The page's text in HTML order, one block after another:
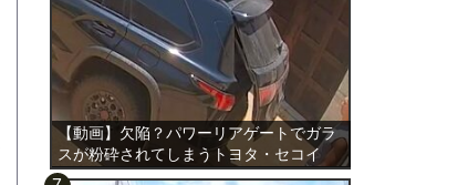
【動画】欠陥？パワーリアゲートでガラ
スが粉砕されてしまうトヨタ・セコイ
ア。